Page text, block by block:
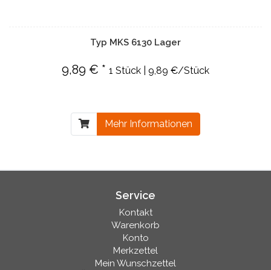
Typ MKS 6130 Lager
9,89 € * 1 Stück | 9,89 €/Stück
Mehr Informationen
Service
Kontakt
Warenkorb
Konto
Merkzettel
Mein Wunschzettel